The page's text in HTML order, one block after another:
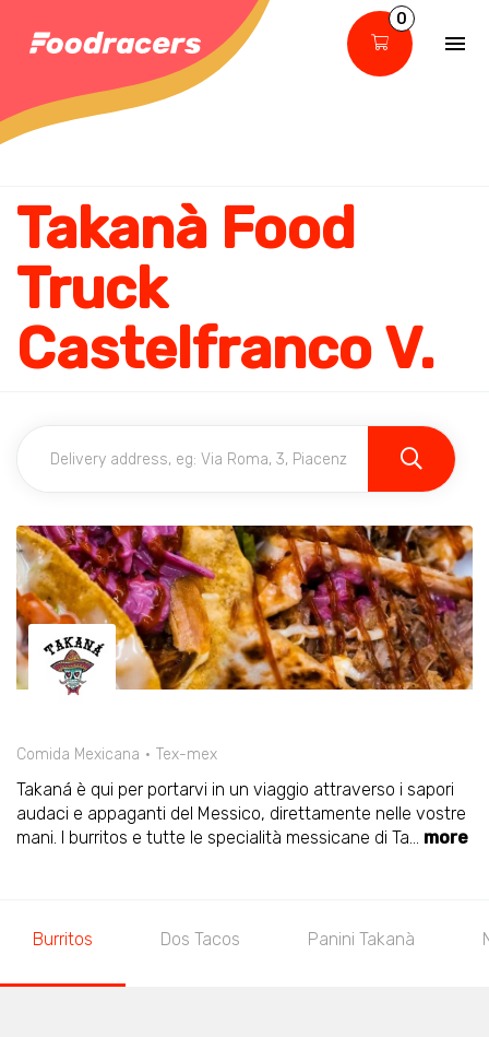
0
Takanà Food
Truck
Castelfranco V.
Comida Mexicana Tex-mex
Takaná è qui per portarvi in un viaggio attraverso i sapori
audaci e appaganti del Messico, direttamente nelle vostre
mani. I burritos e tutte le specialità messicane di Ta... more
Burritos Dos Tacos Panini Takanà